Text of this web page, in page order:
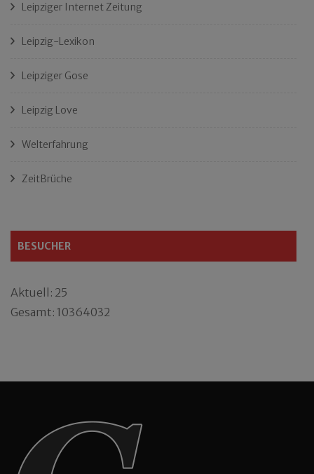
Leipziger Internet Zeitung
Leipzig-Lexikon
Leipziger Gose
Leipzig Love
Welterfahrung
ZeitBrüche
BESUCHER
Aktuell: 25
Gesamt: 10364032